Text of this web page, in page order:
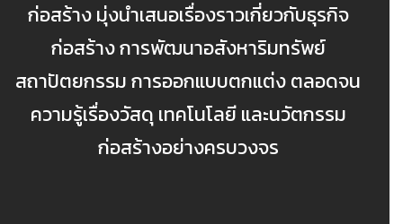
ก่อสร้าง มุ่งนำเสนอเรื่องราวเกี่ยวกับธุรกิจ
ก่อสร้าง การพัฒนาอสังหาริมทรัพย์
สถาปัตยกรรม การออกแบบตกแต่ง ตลอดจน
ความรู้เรื่องวัสดุ เทคโนโลยี และนวัตกรรม
ก่อสร้างอย่างครบวงจร